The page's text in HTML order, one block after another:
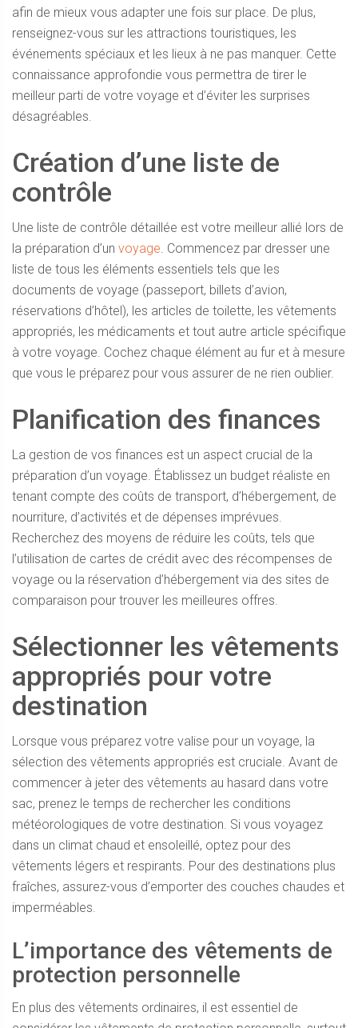
afin de mieux vous adapter une fois sur place. De plus,
renseignez-vous sur les attractions touristiques, les
événements spéciaux et les lieux à ne pas manquer. Cette
connaissance approfondie vous permettra de tirer le
meilleur parti de votre voyage et d’éviter les surprises
désagréables.
Création d’une liste de
contrôle
Une liste de contrôle détaillée est votre meilleur allié lors de
la préparation d’un voyage . Commencez par dresser une
liste de tous les éléments essentiels tels que les
documents de voyage (passeport, billets d’avion,
réservations d’hôtel), les articles de toilette, les vêtements
appropriés, les médicaments et tout autre article spécifique
à votre voyage. Cochez chaque élément au fur et à mesure
que vous le préparez pour vous assurer de ne rien oublier.
Planification des finances
La gestion de vos finances est un aspect crucial de la
préparation d’un voyage. Établissez un budget réaliste en
tenant compte des coûts de transport, d’hébergement, de
nourriture, d’activités et de dépenses imprévues.
Recherchez des moyens de réduire les coûts, tels que
l’utilisation de cartes de crédit avec des récompenses de
voyage ou la réservation d’hébergement via des sites de
comparaison pour trouver les meilleures offres.
Sélectionner les vêtements
appropriés pour votre
destination
Lorsque vous préparez votre valise pour un voyage, la
sélection des vêtements appropriés est cruciale. Avant de
commencer à jeter des vêtements au hasard dans votre
sac, prenez le temps de rechercher les conditions
météorologiques de votre destination. Si vous voyagez
dans un climat chaud et ensoleillé, optez pour des
vêtements légers et respirants. Pour des destinations plus
fraîches, assurez-vous d’emporter des couches chaudes et
imperméables.
L’importance des vêtements de
protection personnelle
En plus des vêtements ordinaires, il est essentiel de